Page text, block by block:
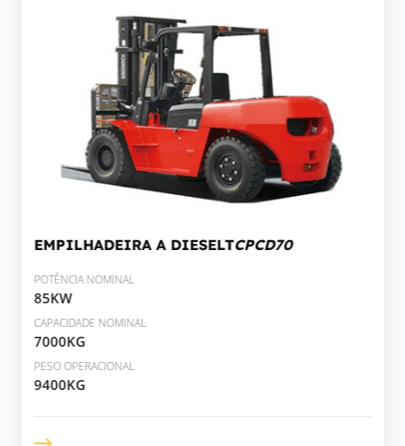
EMPILHADEIRA A DIESELTCPCD70
POTÊNCIA NOMINAL
85KW
CAPACIDADE NOMINAL
7000KG
PESO OPERACIONAL
9400KG